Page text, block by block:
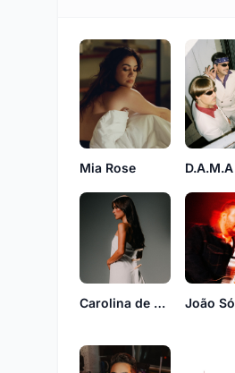
Mia Rose D.A.M.A
Carolina de Deus
João Só